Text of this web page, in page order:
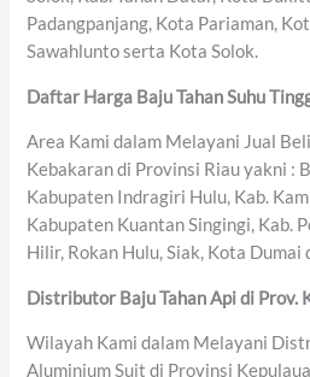
Padangpanjang, Kota Pariaman,
Sawahlunto serta Kota Solok.
Daftar Harga Baju Tahan Suhu
Area Kami dalam Melayani Jual
Kebakaran di Provinsi Riau yakni :
Kabupaten Indragiri Hulu, Kab.
Kabupaten Kuantan Singingi, Kab.
Hilir, Rokan Hulu, Siak, Kota Dumai
Distributor Baju Tahan Api di Prov.
Wilayah Kami dalam Melayani
Aluminium Suit di Provinsi